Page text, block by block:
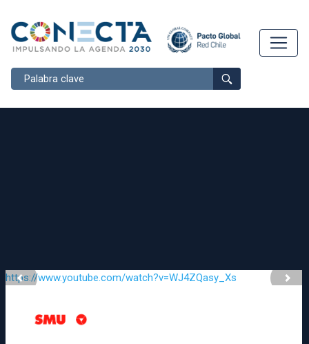
Buscar
https://www.youtube.com/watch?v=WJ4ZQasy_Xs